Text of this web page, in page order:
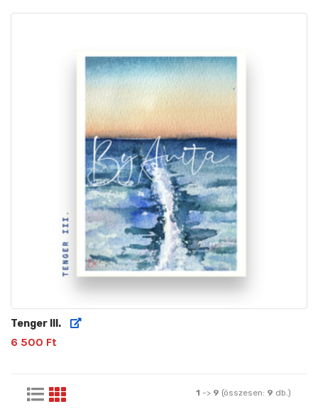
Tenger III.
6 500 Ft
1 -> 9 (összesen: 9 db.)